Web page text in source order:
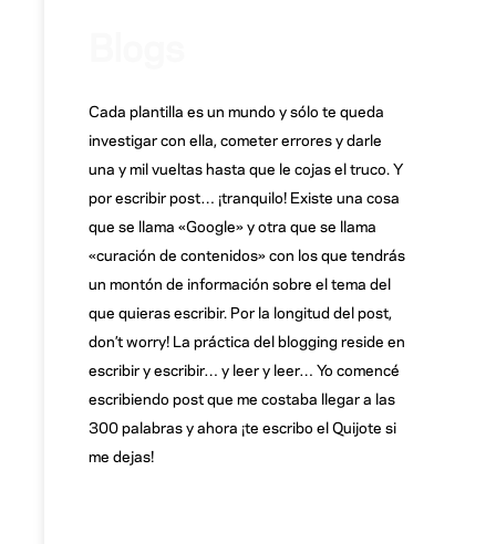
Cada plantilla es un mundo y sólo te queda
investigar con ella, cometer errores y darle
una y mil vueltas hasta que le cojas el truco. Y
por escribir post… ¡tranquilo! Existe una cosa
que se llama «Google» y otra que se llama
«curación de contenidos» con los que tendrás
un montón de información sobre el tema del
que quieras escribir. Por la longitud del post,
don’t worry! La práctica del blogging reside en
escribir y escribir… y leer y leer… Yo comencé
escribiendo post que me costaba llegar a las
300 palabras y ahora ¡te escribo el Quijote si
me dejas!